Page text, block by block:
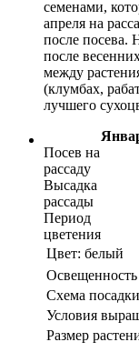
семенами,
апреля на
после посева.
после
между
(клумбах,
лучшего
Посев на
рассаду
Высадка
рассады
Период
цветения
Цвет: белый
Освещенность
Схема
Условия
Размер